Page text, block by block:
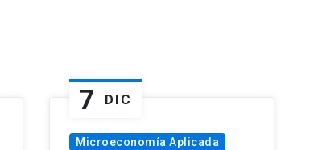
7 DIC
Microeconomía Aplicada